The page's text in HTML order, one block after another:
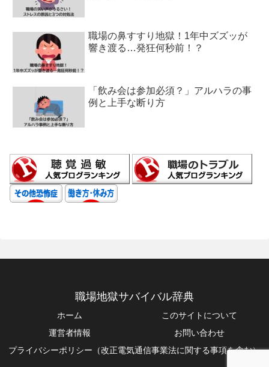
職場の鼻すすり地獄！1年中ズズッが
響き渡る…発狂何秒前！？
「飲み会は参加必須？」アルハラの事
例と上手な断り方
職場地獄サバイバル辞典
ホーム
このサイトについて
運営者情報
お問い合わせ
プライバシーポリシー（改正電気通信事業法に関する事項を含む）